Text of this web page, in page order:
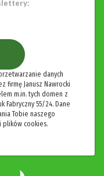
danych
firmę Janusz Nawrocki
m.in. tych domen z
Fabryczny 55/24. Dane
Tobie naszego
plików cookies.